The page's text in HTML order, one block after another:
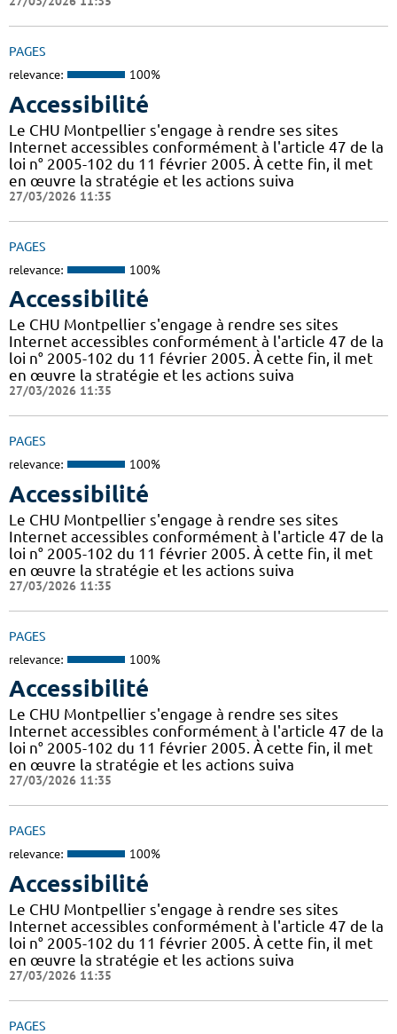
PAGES
relevance: 100%
Accessibilité
Le CHU Montpellier s'engage à rendre ses sites
Internet accessibles conformément à l'article 47 de la
loi n° 2005-102 du 11 février 2005. À cette fin, il met
en œuvre la stratégie et les actions suiva
27/03/2026 11:35
PAGES
relevance: 100%
Accessibilité
Le CHU Montpellier s'engage à rendre ses sites
Internet accessibles conformément à l'article 47 de la
loi n° 2005-102 du 11 février 2005. À cette fin, il met
en œuvre la stratégie et les actions suiva
27/03/2026 11:35
PAGES
relevance: 100%
Accessibilité
Le CHU Montpellier s'engage à rendre ses sites
Internet accessibles conformément à l'article 47 de la
loi n° 2005-102 du 11 février 2005. À cette fin, il met
en œuvre la stratégie et les actions suiva
27/03/2026 11:35
PAGES
relevance: 100%
Accessibilité
Le CHU Montpellier s'engage à rendre ses sites
Internet accessibles conformément à l'article 47 de la
loi n° 2005-102 du 11 février 2005. À cette fin, il met
en œuvre la stratégie et les actions suiva
27/03/2026 11:35
PAGES
relevance: 100%
Accessibilité
Le CHU Montpellier s'engage à rendre ses sites
Internet accessibles conformément à l'article 47 de la
loi n° 2005-102 du 11 février 2005. À cette fin, il met
en œuvre la stratégie et les actions suiva
27/03/2026 11:35
PAGES